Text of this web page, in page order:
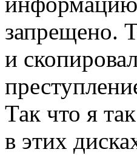
запрещено.
и
Так что я
в этих